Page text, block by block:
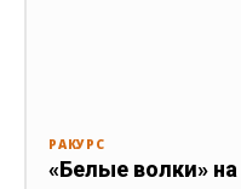
РАКУРС
«Белые волки»